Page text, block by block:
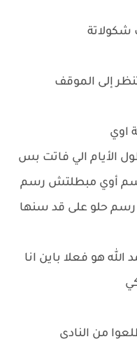
شكولاتة
إلى الموقف
اوي
الأيام الي فاتت بس
أوي مبطلتش رسم
حلو على قد سنها
هو فعلا باين انا
من النادي